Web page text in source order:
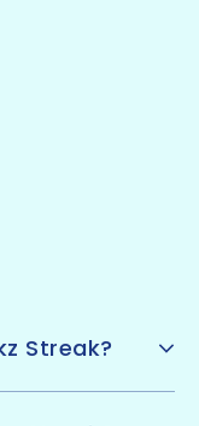
Streak?
Padelmember
in juli